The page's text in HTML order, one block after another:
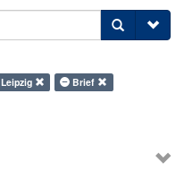
Leipzig Brief